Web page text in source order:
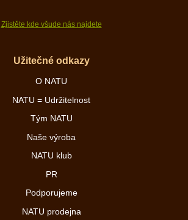
Zjistěte kde všude nás najdete
Užitečné odkazy
O NATU
NATU = Udržitelnost
Tým NATU
Naše výroba
NATU klub
PR
Podporujeme
NATU prodejna